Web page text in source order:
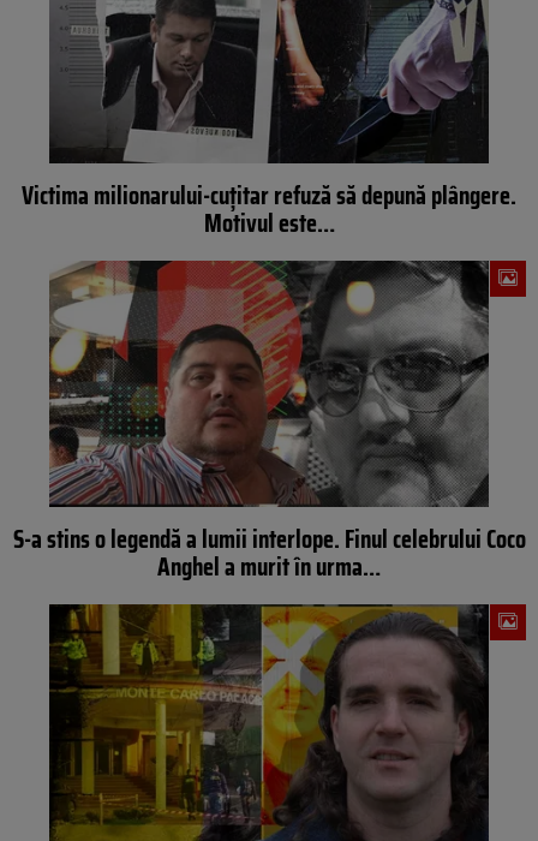
Victima milionarului-cuțitar refuză să depună plângere.
Motivul este…
S-a stins o legendă a lumii interlope. Finul celebrului Coco
Anghel a murit în urma…